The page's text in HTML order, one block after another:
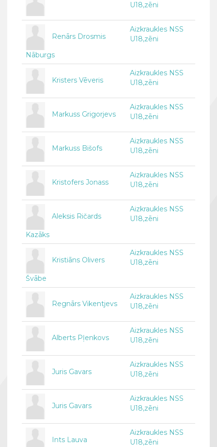
U18,zēni
Renārs Drosmis
Nāburgs
Aizkraukles NSS
U18,zēni
Kristers Vēveris
Aizkraukles NSS
U18,zēni
Markuss Grigorjevs
Aizkraukles NSS
U18,zēni
Markuss Bišofs
Aizkraukles NSS
U18,zēni
Kristofers Jonass
Aizkraukles NSS
U18,zēni
Aleksis Ričards
Kazāks
Aizkraukles NSS
U18,zēni
Kristiāns Olivers
Švābe
Aizkraukles NSS
U18,zēni
Regnārs Vikentjevs
Aizkraukles NSS
U18,zēni
Alberts Pļenkovs
Aizkraukles NSS
U18,zēni
Juris Gavars
Aizkraukles NSS
U18,zēni
Juris Gavars
Aizkraukles NSS
U18,zēni
Ints Lauva
Aizkraukles NSS
U18,zēni